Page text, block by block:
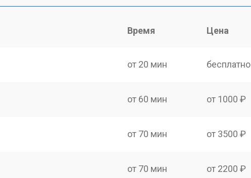
Время Цена
от 20 мин бесплатно
от 60 мин от 1000 ₽
от 70 мин от 3500 ₽
от 70 мин от 2200 ₽